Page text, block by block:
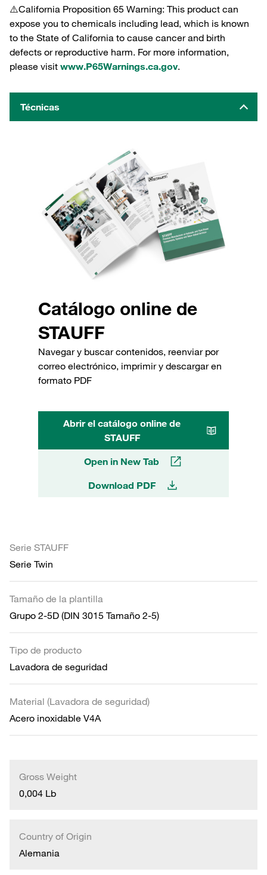
⚠️California Proposition 65 Warning: This product can
expose you to chemicals including lead, which is known
to the State of California to cause cancer and birth
defects or reproductive harm. For more information,
please visit www.P65Warnings.ca.gov.
Técnicas
Catálogo online de
STAUFF
Navegar y buscar contenidos, reenviar por
correo electrónico, imprimir y descargar en
formato PDF
Abrir el catálogo online de
STAUFF
Open in New Tab
Download PDF
Serie STAUFF
Serie Twin
Tamaño de la plantilla
Grupo 2-5D (DIN 3015 Tamaño 2-5)
Tipo de producto
Lavadora de seguridad
Material (Lavadora de seguridad)
Acero inoxidable V4A
Gross Weight
0,004 Lb
Country of Origin
Alemania